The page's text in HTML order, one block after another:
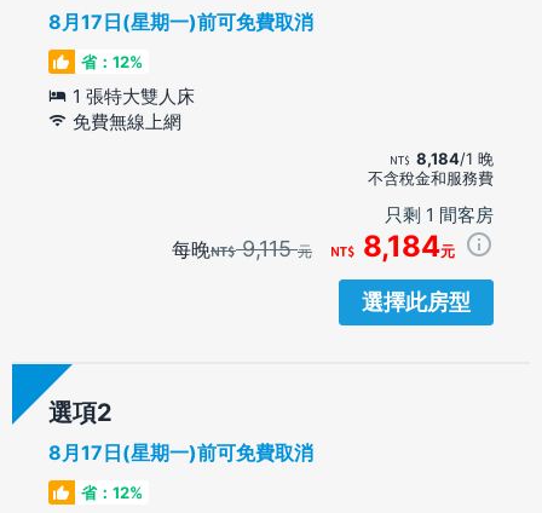
8月17日(星期一)前可免費取消
省：12%
1 張特大雙人床
免費無線上網
8,184/1 晚
不含稅金和服務費
只剩 1 間客房
每晚 9,115元 8,184元
選擇此房型
選項
8月17日(星期一)前可免費取消
省：12%